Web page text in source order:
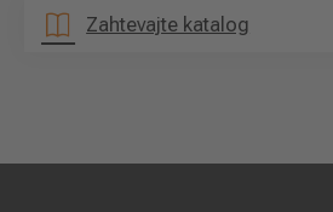
Zahtevajte katalog